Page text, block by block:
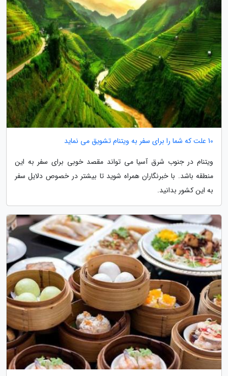
10 علت که شما را برای سفر به ویتنام تشویق می نماید
ویتنام در جنوب شرق آسیا می تواند مقصد خوبی برای سفر به این
منطقه باشد. با خبرنگاران همراه شوید تا بیشتر در خصوص دلایل سفر
به این کشور بدانید.